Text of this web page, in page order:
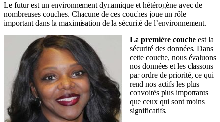
Le futur est un environnement dynamique et hétérogène avec de
nombreuses couches. Chacune de ces couches joue un rôle
important dans la maximisation de la sécurité de l’environnement.
La première couche est la
sécurité des données. Dans
cette couche, nous évaluons
nos données et les classons
par ordre de priorité, ce qui
rend nos actifs les plus
convoités plus importants
que ceux qui sont moins
significatifs.